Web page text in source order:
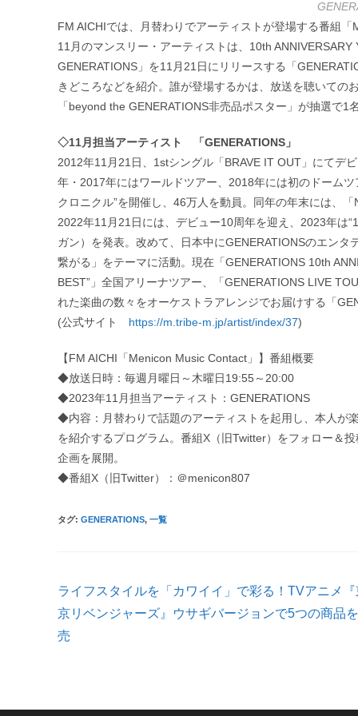
FM AICHIでは、月替わりでアーティストが登場する番組
11月のマンスリー・アーティストは、10th
GENERATIONS」を11月21日にリリースする「
きどころなどを紹介。誰が登場するかは、放送を聴いての
「beyond the GENERATIONS非売品ポスター」が抽選で
◇11月担当アーティスト 「GENERATIONS」
2012年11月21日、1stシングル「BRAVE IT OUT」にてデ
年・2017年にはワールドツアー、2018年には初のドーム
クロニクル”を開催し、46万人を動員。同年の年末には、
2022年11月21日には、デビュー10周年を迎え、2023年は
ガン）を発表。改めて、日本中にGENERATIONSのエン
繋がる」をテーマに活動。現在「GENERATIONS 10th
BEST”」全国アリーナツアー、「GENERATIONS LIVE
れた楽曲の数々をオーケストラアレンジでお届けする「
(公式サイト https://m.tribe-m.jp/artist/index/37)
【FM AICHI「Menicon Music Contact」】番組概要
◆放送日時：毎週月曜日～木曜日19:55～20:00
◆2023年11月担当アーティスト：GENERATIONS
◆内容：月替わりで話題のアーティストを起用し、本人が
を紹介するプログラム。番組X（旧Twitter）をフォロー＆
企画を展開。
◆番組X（旧Twitter）：＠menicon807
タグ: GENERATIONS, 一覧
の
他
の
記
ライフスタイルを「カワイイ」で彩る！TVアニメ『
京リベンジャーズ』ウサギバージョンで5つの商品
売